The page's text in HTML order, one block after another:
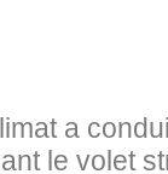
a
le volet